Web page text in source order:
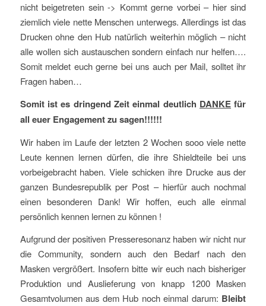
nicht beigetreten sein -> Kommt gerne vorbei – hier sind
ziemlich viele nette Menschen unterwegs. Allerdings ist das
Drucken ohne den Hub natürlich weiterhin möglich – nicht
alle wollen sich austauschen sondern einfach nur helfen….
Somit meldet euch gerne bei uns auch per Mail, solltet ihr
Fragen haben…
Somit ist es dringend Zeit einmal deutlich DANKE für
all euer Engagement zu sagen!!!!!!
Wir haben im Laufe der letzten 2 Wochen sooo viele nette
Leute kennen lernen dürfen, die ihre Shieldteile bei uns
vorbeigebracht haben. Viele schicken ihre Drucke aus der
ganzen Bundesrepublik per Post – hierfür auch nochmal
einen besonderen Dank! Wir hoffen, euch alle einmal
persönlich kennen lernen zu können !
Aufgrund der positiven Presseresonanz haben wir nicht nur
die Community, sondern auch den Bedarf nach den
Masken vergrößert. Insofern bitte wir euch nach bisheriger
Produktion und Auslieferung von knapp 1200 Masken
Gesamtvolumen aus dem Hub noch einmal darum: Bleibt